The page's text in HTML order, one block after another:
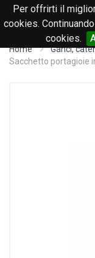
Per offrirti il
cookies.
cookies.
Home
Ganci,
Sacchetto portagioie